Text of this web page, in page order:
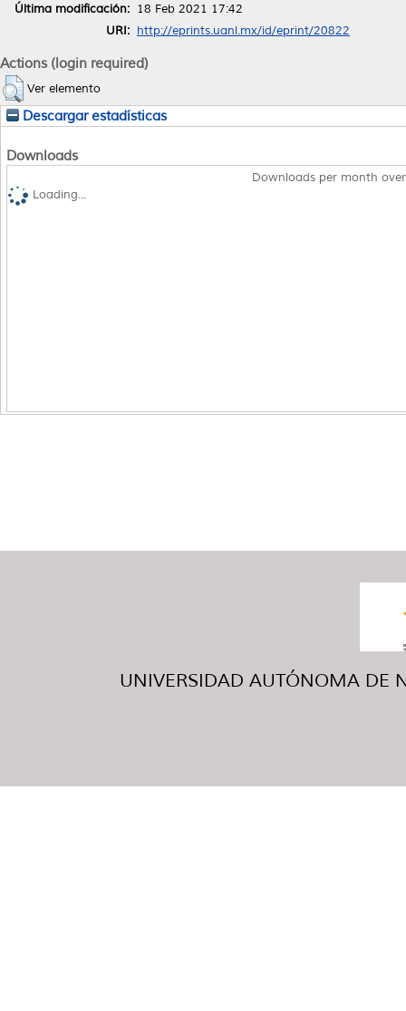
Última modificación: 18 Feb 2021 17:42
URI: http://eprints.uanl.mx/id/eprint/20822
Actions (login required)
Ver elemento
Descargar estadísticas
Downloads
Downloads per month
Loading...
UNIVERSIDAD AUTÓNOMA DE